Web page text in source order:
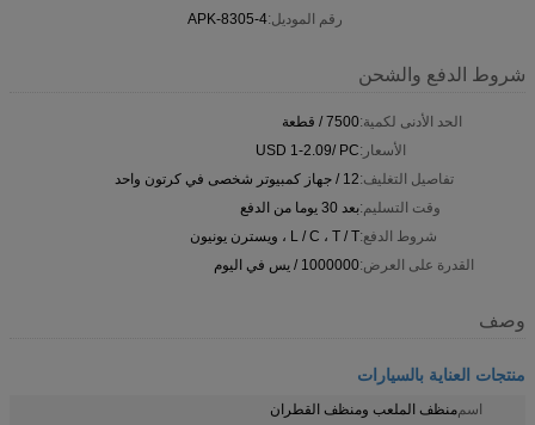
رقم الموديل:APK-8305-4
شروط الدفع والشحن
الحد الأدنى لكمية:7500 / قطعة
الأسعار:USD 1-2.09/ PC
تفاصيل التغليف:12 / جهاز كمبيوتر شخصى في كرتون واحد
وقت التسليم:بعد 30 يوما من الدفع
شروط الدفع:L / C ، T / T ، ويسترن يونيون
القدرة على العرض:1000000 / يس في اليوم
وصف
منتجات العناية بالسيارات
اسممنظف ​​الملعب ومنظف القطران